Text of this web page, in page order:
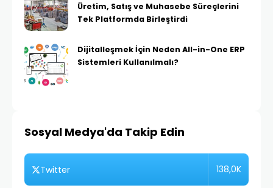
Üretim, Satış ve Muhasebe Süreçlerini
Tek Platformda Birleştirdi
Dijitalleşmek İçin Neden All-in-One ERP
Sistemleri Kullanılmalı?
Sosyal Medya'da Takip Edin
Twitter 138,0K